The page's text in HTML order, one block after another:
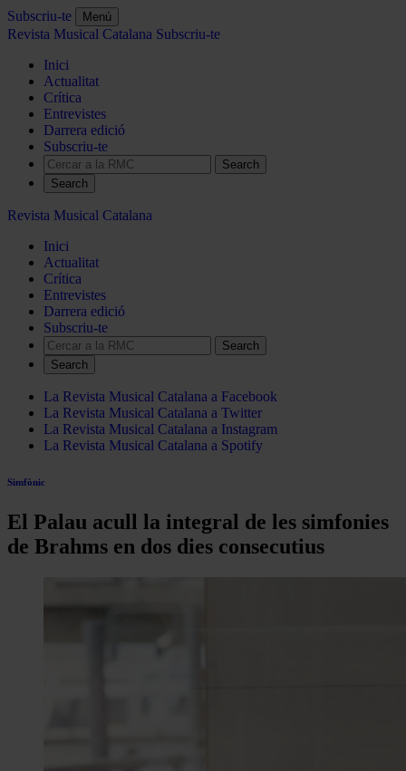
Subscriu-te Menú
Revista Musical Catalana Subscriu-te
Inici
Actualitat
Crítica
Entrevistes
Darrera edició
Subscriu-te
Search
Revista Musical Catalana
Inici
Actualitat
Crítica
Entrevistes
Darrera edició
Subscriu-te
Search
La Revista Musical Catalana a Facebook
La Revista Musical Catalana a Twitter
La Revista Musical Catalana a Instagram
La Revista Musical Catalana a Spotify
Simfònic
El Palau acull la integral de les simfonies
de Brahms en dos dies consecutius